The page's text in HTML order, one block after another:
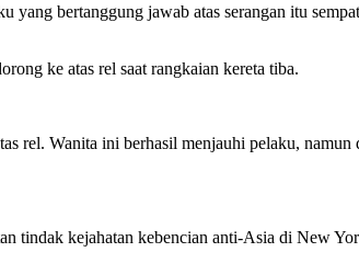
bertanggung jawab atas serangan itu
ke atas rel saat rangkaian kereta tiba.
rel. Wanita ini berhasil menjauhi pelaku, namun
tindak kejahatan kebencian anti-Asia di New